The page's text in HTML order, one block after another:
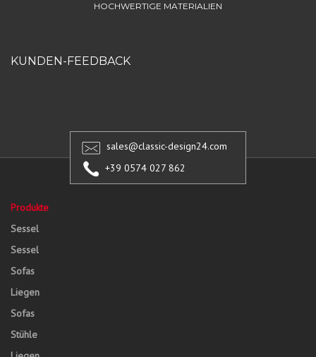
HOCHWERTIGE MATERIALIEN
KUNDEN-FEEDBACK
sales@classic-design24.com
+39 0574 027 862
Produkte
Sessel
Sessel
Sofas
Liegen
Sofas
Stühle